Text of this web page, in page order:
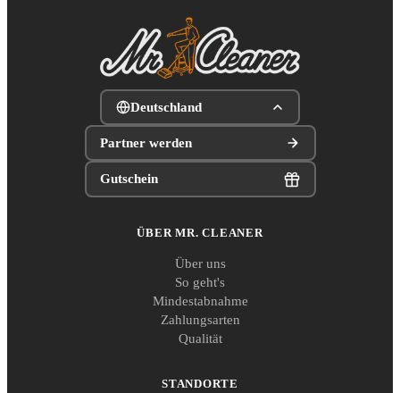
Deutschland
Partner werden
Gutschein
ÜBER MR. CLEANER
Über uns
So geht's
Mindestabnahme
Zahlungsarten
Qualität
STANDORTE